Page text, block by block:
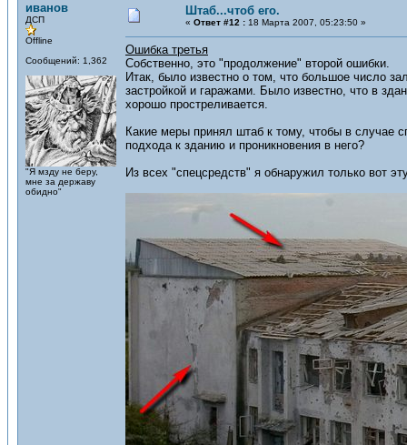
иванов
ДСП
Offline
Сообщений: 1,362
"Я мзду не беру,
мне за державу
обидно"
Штаб...чтоб его.
« Ответ #12 : 18 Марта 2007, 05:23:50 »
Ошибка третья
Собственно, это "продолжение" второй ошибки.
Итак, было известно о том, что большое число
застройкой и гаражами. Было известно, что в
хорошо простреливается.
Какие меры принял штаб к тому, чтобы в случае
подхода к зданию и проникновения в него?
Из всех "спецсредств" я обнаружил только вот